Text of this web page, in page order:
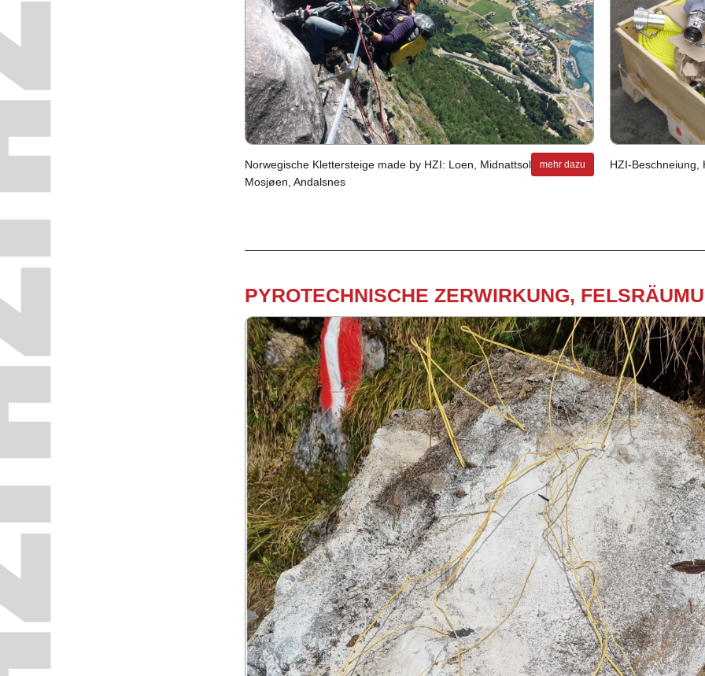
Nor­we­gi­sche Klet­ter­stei­ge made by HZI: Loen, Mid­natt­sol, Rungu,
Mosjøen, An­dals­nes
mehr dazu HZI-Be­schnei­ung,
PY­RO­TECH­NI­SCHE ZER­WIR­KUNG,